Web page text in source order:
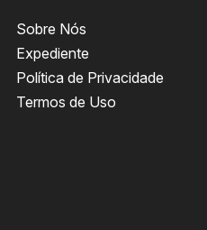
Sobre Nós
Expediente
Política de Privacidade
Termos de Uso